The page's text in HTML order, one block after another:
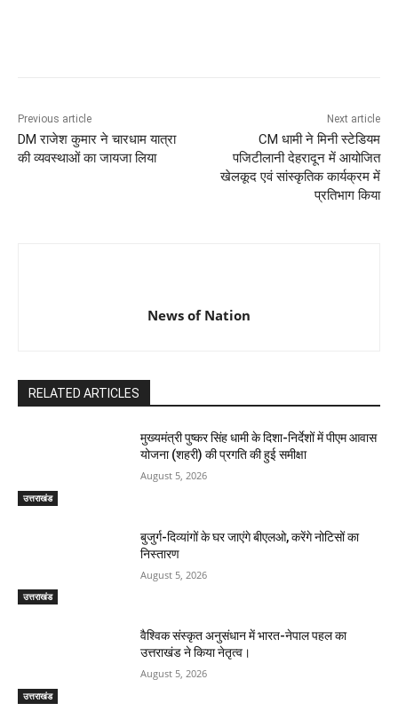
Previous article
DM राजेश कुमार ने चारधाम यात्रा
की व्यवस्थाओं का जायजा लिया
Next article
CM धामी ने मिनी स्टेडियम
पजिटीलानी देहरादून में आयोजित
खेलकूद एवं सांस्कृतिक कार्यक्रम में
प्रतिभाग किया
News of Nation
RELATED ARTICLES
उत्तराखंड
मुख्यमंत्री पुष्कर सिंह धामी के दिशा-निर्देशों में पीएम आवास
योजना (शहरी) की प्रगति की हुई समीक्षा
August 5, 2026
उत्तराखंड
बुजुर्ग-दिव्यांगों के घर जाएंगे बीएलओ, करेंगे नोटिसों का
निस्तारण
August 5, 2026
उत्तराखंड
वैश्विक संस्कृत अनुसंधान में भारत-नेपाल पहल का
उत्तराखंड ने किया नेतृत्व।
August 5, 2026